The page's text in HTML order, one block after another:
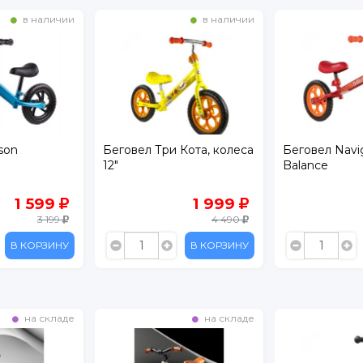
в наличии
колеса
1 999
4 490
В КОРЗИНУ
в наличии
Беговел Navigator
Balance
2 699
3 890
В КОРЗИНУ
Беговел
колеса EVA
на складе в наличии